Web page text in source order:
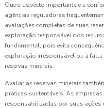
Outro aspecto importante é a
agências reguladoras
avaliações completas de suas
exploração responsável dos
fundamental, pois evita
exploração irresponsável ou à
reservas minerais.
Avaliar as reservas minerais
práticas sustentáveis. As
responsabilizadas por suas ações